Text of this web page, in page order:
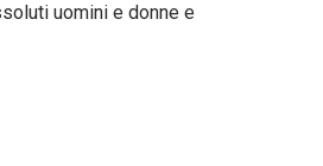
uomini e donne e